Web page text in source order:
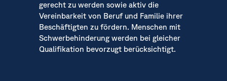
gerecht zu werden sowie aktiv die
Vereinbarkeit von Beruf und Familie ihrer
Beschäftigten zu fördern. Menschen mit
Schwerbehinderung werden bei gleicher
Qualifikation bevorzugt berücksichtigt.